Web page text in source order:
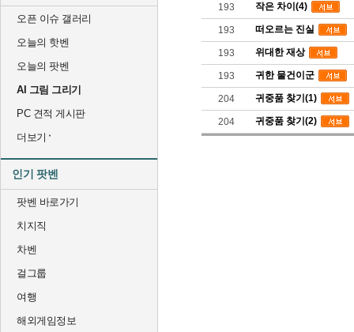
오픈 이슈 갤러리
오늘의 핫벤
오늘의 팟벤
AI 그림 그리기
PC 견적 게시판
더보기
인기 팟벤
팟벤 바로가기
치지직
차벤
걸그룹
여행
해외게임정보
193 작은 차이(4)
193 떠오르는 진실
193 위대한 재상
193 귀한 물건이군
204 귀중품 찾기(1)
204 귀중품 찾기(2)